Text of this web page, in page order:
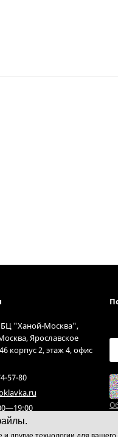
БЦ "Ханой-Москва",
Ярославское
корпус 2, этаж 4, офис
57-80